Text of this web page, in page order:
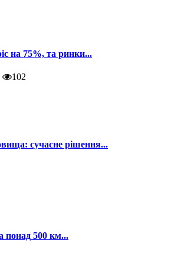
на 75%, та ринки...
102
сучасне рішення...
понад 500 км...